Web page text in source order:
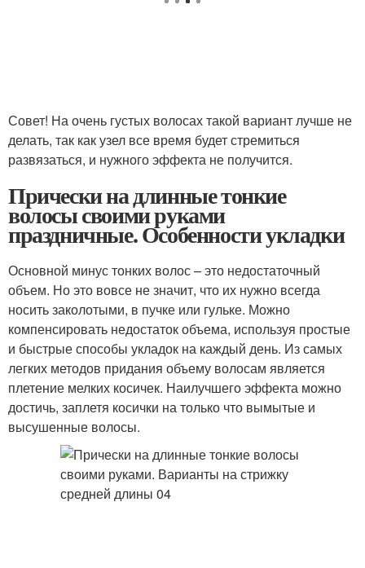
Совет! На очень густых волосах такой вариант лучше не
делать, так как узел все время будет стремиться
развязаться, и нужного эффекта не получится.
Прически на длинные тонкие
волосы своими руками
праздничные. Особенности укладки
Основной минус тонких волос – это недостаточный
объем. Но это вовсе не значит, что их нужно всегда
носить заколотыми, в пучке или гульке. Можно
компенсировать недостаток объема, используя простые
и быстрые способы укладок на каждый день. Из самых
легких методов придания объему волосам является
плетение мелких косичек. Наилучшего эффекта можно
достичь, заплетя косички на только что вымытые и
высушенные волосы.